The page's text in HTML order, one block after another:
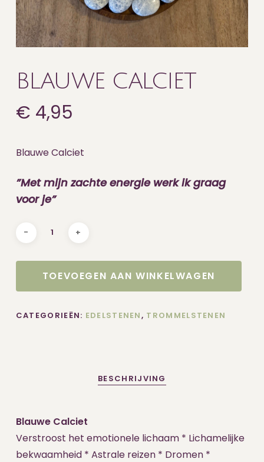
BLAUWE CALCIET
€ 4,95
Blauwe Calciet
”Met mijn zachte energie werk ik graag
voor je”
TOEVOEGEN AAN WINKELWAGEN
CATEGORIEËN: EDELSTENEN, TROMMELSTENEN
BESCHRIJVING
Blauwe Calciet
Verstroost het emotionele lichaam * Lichamelijke
bekwaamheid * Astrale reizen * Dromen *